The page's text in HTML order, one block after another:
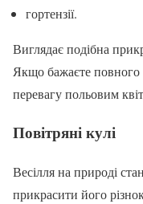
гортензії.
Виглядає подібна
Якщо бажаєте повного
перевагу польовим
Повітряні кулі
Весілля на природі
прикрасити його